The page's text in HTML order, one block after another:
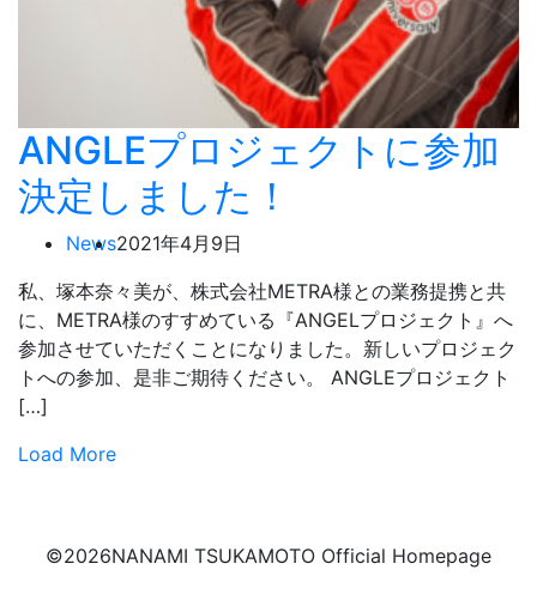
ANGLEプロジェクトに参加
決定しました！
News2021年4月9日
私、塚本奈々美が、株式会社METRA様との業務提携と共
に、METRA様のすすめている『ANGELプロジェクト』へ
参加させていただくことになりました。新しいプロジェク
トへの参加、是非ご期待ください。 ANGLEプロジェクト
[…]
Load More
©2026NANAMI TSUKAMOTO Official Homepage